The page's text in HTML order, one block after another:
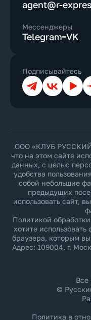
agent@r-
Мессенджеры
Telegram VK
Подписывайтесь
ТелеграмВКонтакте
YouTube
ООО «КЛУБ
что на этом сайте
данных, с целью
удобства
собой небольшие
предыдущих
использовать сайт,
Политикой
хотите
браузера, которым
Адрес: 109004, г.
Все
©
Политика в